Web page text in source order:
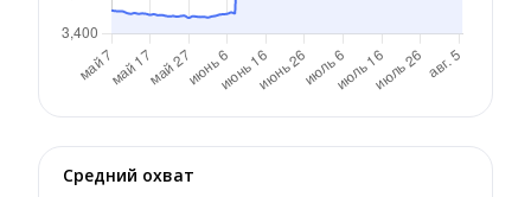
Средний охват